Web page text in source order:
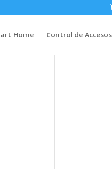
Home Control de Accesos